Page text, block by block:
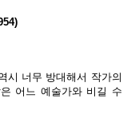
시 너무 방대해서 작가의
어느 예술가와 비길 수